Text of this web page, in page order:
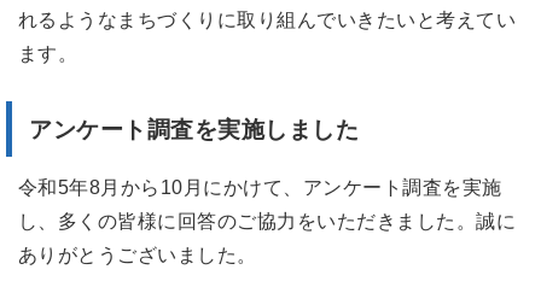
れるようなまちづくりに取り組んでいきたいと考えてい
ます。
アンケート調査を実施しました
令和5年8月から10月にかけて、アンケート調査を実施
し、多くの皆様に回答のご協力をいただきました。誠に
ありがとうございました。